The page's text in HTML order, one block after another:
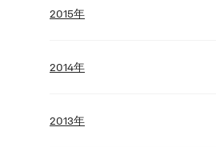
2015年
2014年
2013年